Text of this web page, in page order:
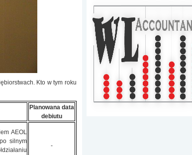
Kto w tym roku
Planowana data
debiutu
AEOL
silnym
-